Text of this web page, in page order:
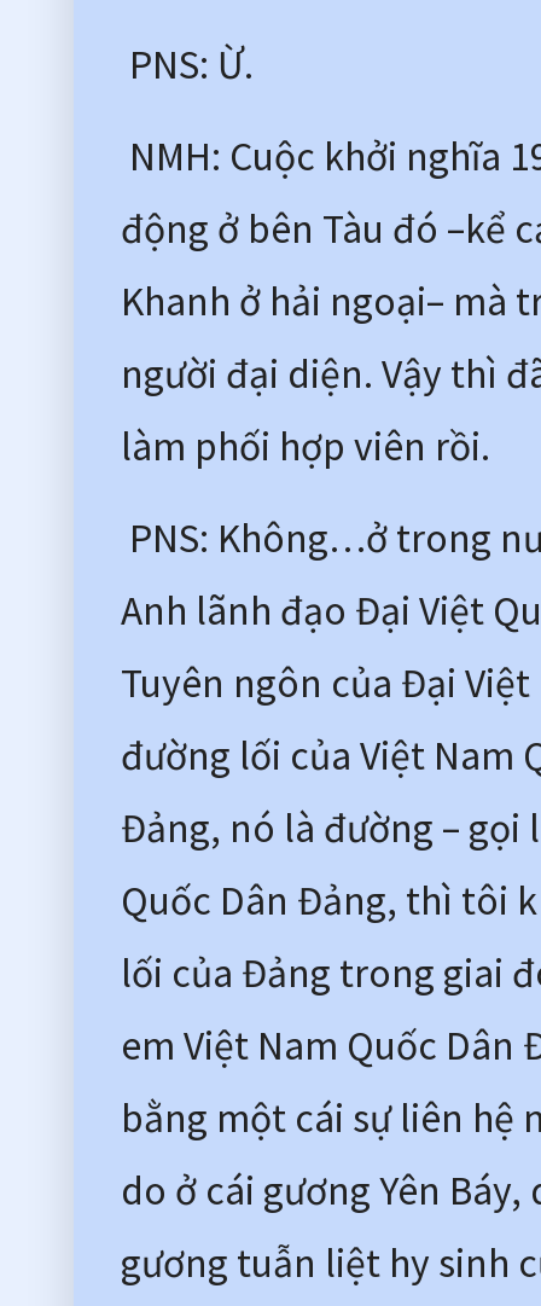
PNS: Ừ.
NMH: Cuộc khởi nghĩa
động ở bên Tàu đó –kể
Khanh ở hải ngoại– mà
người đại diện. Vậy thì
làm phối hợp viên rồi.
PNS: Không…ở trong
Anh lãnh đạo Đại Việt
Tuyên ngôn của Đại
đường lối của Việt Nam
Đảng, nó là đường – gọi
Quốc Dân Đảng, thì tôi
lối của Đảng trong giai
em Việt Nam Quốc
bằng một cái sự liên hệ
do ở cái gương Yên
gương tuẫn liệt hy sinh